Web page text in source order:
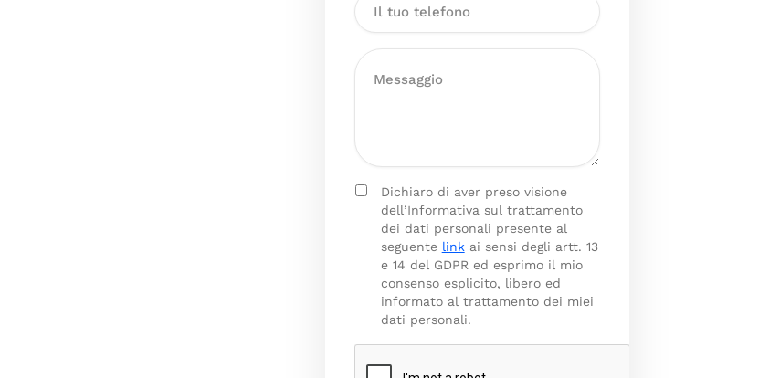
Dichiaro di aver preso visione
dell’Informativa sul trattamento
dei dati personali presente al
seguente linkai sensi degli artt. 13
e 14 del GDPR ed esprimo il mio
consenso esplicito, libero ed
informato al trattamento dei miei
dati personali.